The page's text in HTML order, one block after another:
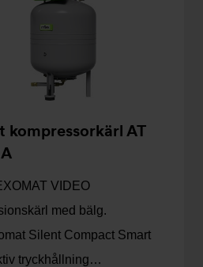
kompressorkärl AT
VIDEO
med bälg.
Silent Compact Smart
tryckhållning…